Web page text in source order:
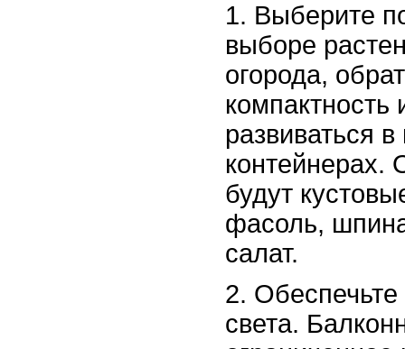
1. Выберите
выборе
огорода,
компактность
развиваться
будут
фасоль,
салат.
2. Обеспечьте
света.